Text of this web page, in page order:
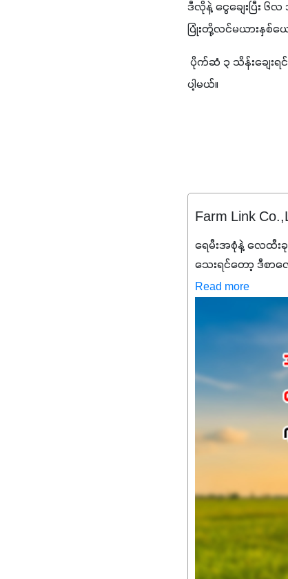
ဒီလိုနဲ့ ငွေချေးပြီး ၆
ပြုံးတို့လင်မယားနှစ်ယ
ပိုက်ဆံ ၃ သိန်းချေးရ
ပါ့မယ်။
Farm Link
ရေမီးအစုံနဲ့ လေထီး
သေးရင်တော့ ဒီစာ
မစ်အက်စစ်တို့ အချိုး
နိုက်ထရိုဂျင် 19%
ချက်လုပ်မှုအားကေ
သင့်တော်တဲ့
တယ်။ ဒါ့အပြင် ပန်
Potassium 8%
အရသာ ပိုမိုကောင်
အာဟာရဓာတ်စုပ်ယူမှု
အကျိုးကျေးဇူးမျာ
အားလုံးမှာ အသုံးပ
မလို့ အတွေးမများ
Read more